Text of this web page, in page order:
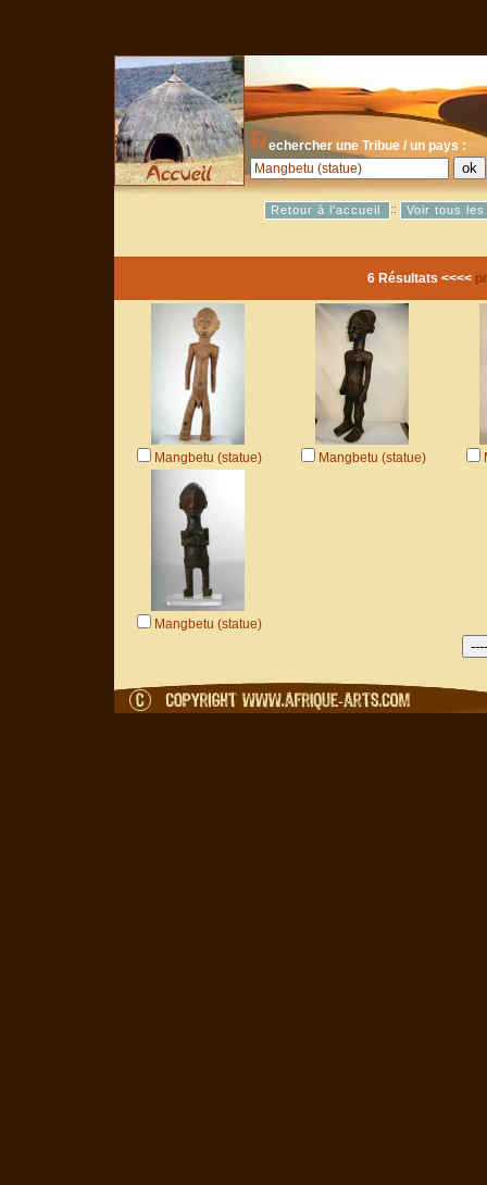
Rechercher une Tribue / un pays :
Retour à l'accueil :: Voir tous
6 Résultats <<<<
Mangbetu (statue) Mangbetu (statue)
Mangbetu (statue)